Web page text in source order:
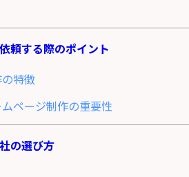
頼する際のポイント
特徴
ページ制作の重要性
の選び方